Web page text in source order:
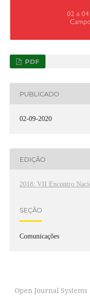
PDF
PUBLICADO
02-09-2020
EDIÇÃO
2018: VII Encontro
SEÇÃO
Comunicações
Open Journal Systems